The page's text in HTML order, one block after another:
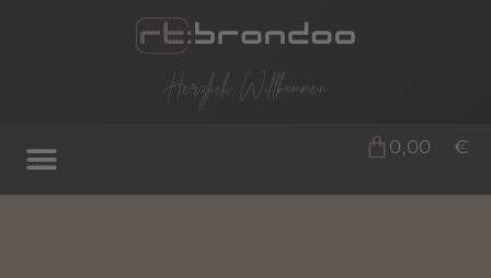
Herzlich Willkommen
0,00 €